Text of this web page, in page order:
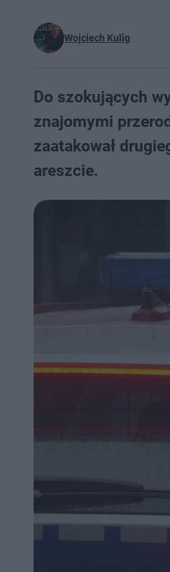
Wojciech Kulig
Do szokujących
znajomymi
zaatakował
areszcie.